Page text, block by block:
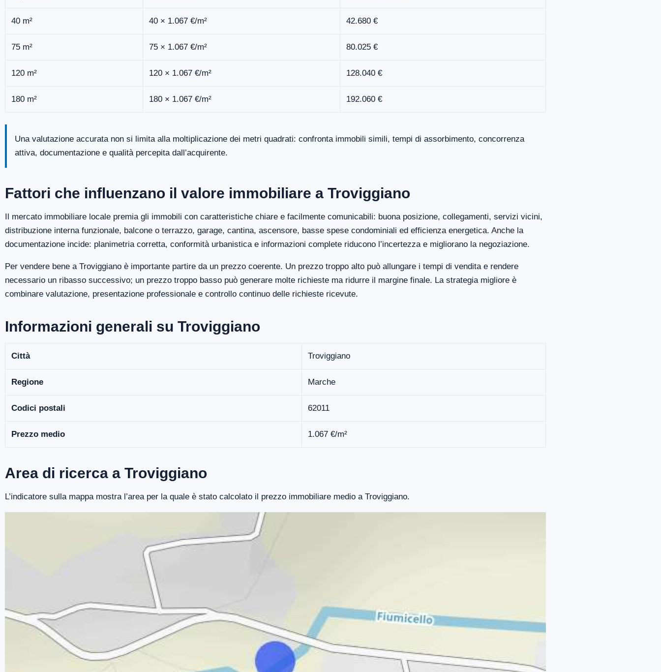
40 m² 40 × 1.067 €/m² 42.680 €
75 m² 75 × 1.067 €/m² 80.025 €
120 m² 120 × 1.067 €/m² 128.040 €
180 m² 180 × 1.067 €/m² 192.060 €
Una valutazione accurata non si limita alla moltiplicazione dei metri quadrati: confronta immobili simili, tempi di assorbimento, concorrenza
attiva, documentazione e qualità percepita dall’acquirente.
Fattori che influenzano il valore immobiliare a Troviggiano
Il mercato immobiliare locale premia gli immobili con caratteristiche chiare e facilmente comunicabili: buona posizione, collegamenti, servizi vicini,
distribuzione interna funzionale, balcone o terrazzo, garage, cantina, ascensore, basse spese condominiali ed efficienza energetica. Anche la
documentazione incide: planimetria corretta, conformità urbanistica e informazioni complete riducono l’incertezza e migliorano la negoziazione.
Per vendere bene a Troviggiano è importante partire da un prezzo coerente. Un prezzo troppo alto può allungare i tempi di vendita e rendere
necessario un ribasso successivo; un prezzo troppo basso può generare molte richieste ma ridurre il margine finale. La strategia migliore è
combinare valutazione, presentazione professionale e controllo continuo delle richieste ricevute.
Informazioni generali su Troviggiano
Città Troviggiano
Regione Marche
Codici postali 62011
Prezzo medio 1.067 €/m²
Area di ricerca a Troviggiano
L’indicatore sulla mappa mostra l’area per la quale è stato calcolato il prezzo immobiliare medio a Troviggiano.